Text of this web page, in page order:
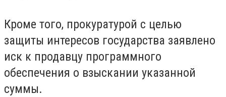
Кроме того, прокуратурой с целью
защиты интересов государства заявлено
иск к продавцу программного
обеспечения о взыскании указанной
суммы.